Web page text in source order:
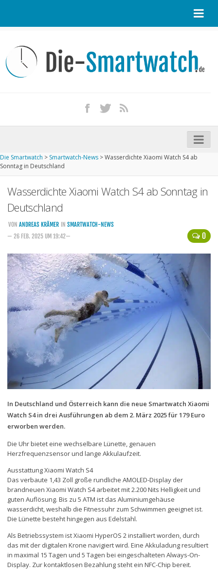
Kontakt / Tipp geben
Impressum
iPhone kaufen
Startseite
Kommende Smartwatches
Handytarife
BASE
Smartphonetarife
Datentarife
o2
Smartphonetarife
Prepaid-Tarife
Datentarife
Flatrate-Prepaidtarife
Mobilfunk-Vergleichsrechner
Mobilfunk-Tarifrechner
Flatrate-Datentarife
Die Smartwatch > Smartwatch-News >Wasserdichte Xiaomi Watch S4 ab
Sonntag in Deutschland
Wasserdichte Xiaomi Watch S4 ab Sonntag in
Deutschland
0
VON ANDREAS KRÄMER IN SMARTWATCH-NEWS
— 26 FEB. 2025 UM 19:42—
In Deutschland und Österreich kann die neue Smartwatch Xiaomi
Watch S4 in drei Ausführungen ab dem 2. März 2025 für 179 Euro
erworben werden.
Die Uhr bietet eine wechselbare Lünette, genauen
Herzfrequenzsensor und lange Akkulaufzeit.
Ausstattung Xiaomi Watch S4
Das verbaute 1,43 Zoll große rundliche AMOLED-Display der
brandneuen Xiaomi Watch S4 arbeitet mit 2.200 Nits Helligkeit und
guten Auflösung. Bis zu 5 ATM ist das Aluminiumgehäuse
wasserdicht, weshalb die Fitnessuhr zum Schwimmen geeignet ist.
Die Lünette besteht hingegen aus Edelstahl.
Als Betriebssystem ist Xiaomi HyperOS 2 installiert worden, durch
das mit der digitalen Krone navigiert wird. Eine Akkuladung resultiert
in maximal 15 Tagen und 5 Tagen bei eingeschalteten Always-On-
Display. Zur kontaktlosen Bezahlung steht ein NFC-Chip bereit.